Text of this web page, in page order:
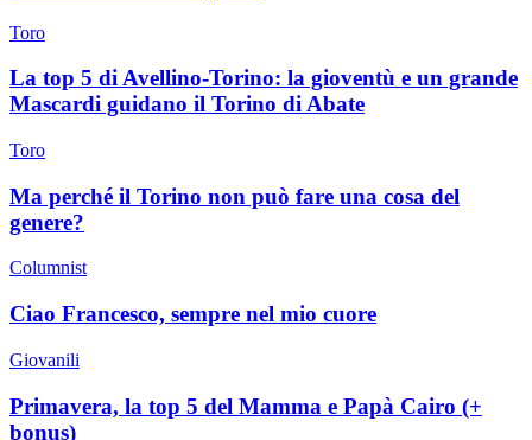
Toro
La top 5 di Avellino-Torino: la gioventù e un grande
Mascardi guidano il Torino di Abate
Toro
Ma perché il Torino non può fare una cosa del
genere?
Columnist
Ciao Francesco, sempre nel mio cuore
Giovanili
Primavera, la top 5 del Mamma e Papà Cairo (+
bonus)